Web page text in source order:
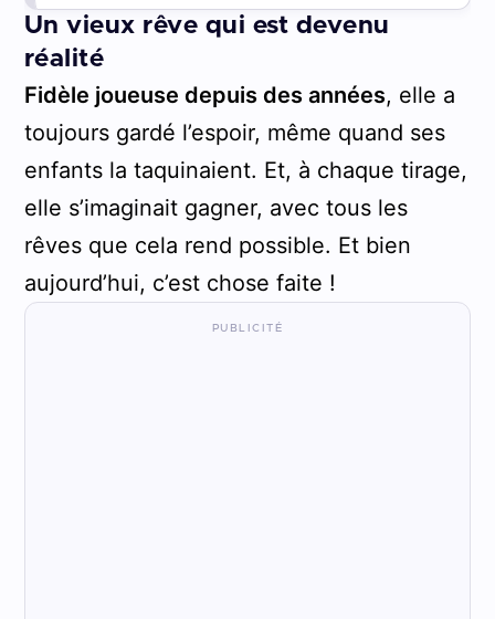
Un vieux rêve qui est devenu
réalité
Fidèle joueuse depuis des années, elle a
toujours gardé l’espoir, même quand ses
enfants la taquinaient. Et, à chaque tirage,
elle s’imaginait gagner, avec tous les
rêves que cela rend possible. Et bien
aujourd’hui, c’est chose faite !